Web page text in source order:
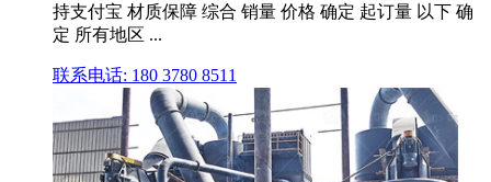
持支付宝 材质保障 综合 销量 价格 确定 起订量 以下 确
定 所有地区 ...
联系电话: 180 3780 8511